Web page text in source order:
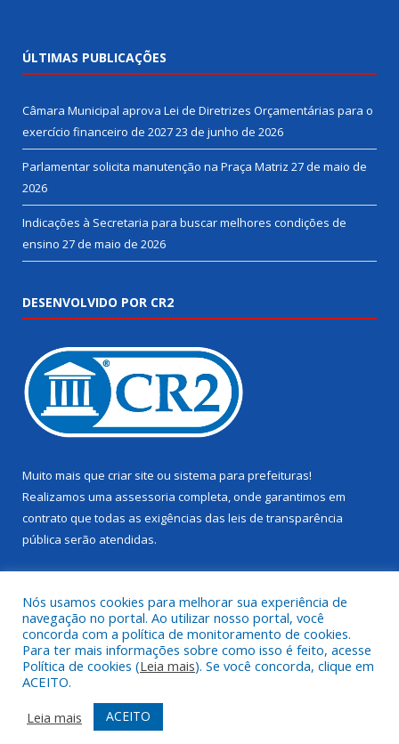
ÚLTIMAS PUBLICAÇÕES
Câmara Municipal aprova Lei de Diretrizes Orçamentárias para o
exercício financeiro de 202723 de junho de 2026
Parlamentar solicita manutenção na Praça Matriz 27 de maio de
2026
Indicações à Secretaria para buscar melhores condições de
ensino 27 de maio de 2026
DESENVOLVIDO POR CR2
Muito mais que criar site ou sistema para prefeituras!
Realizamos uma assessoria completa, onde garantimos em
contrato que todas as exigências das leis de transparência
pública serão atendidas.
Todos os direitos reservados a Câmara Municipal de Juruti.
Mapa do Site
Acessar Área Administrativa
Acessar Webmail
Nós usamos cookies para melhorar sua experiência de
navegação no portal. Ao utilizar nosso portal, você
concorda com a política de monitoramento de cookies.
Para ter mais informações sobre como isso é feito, acesse
Política de cookies (Leia mais). Se você concorda, clique em
ACEITO.
Leia mais
ACEITO